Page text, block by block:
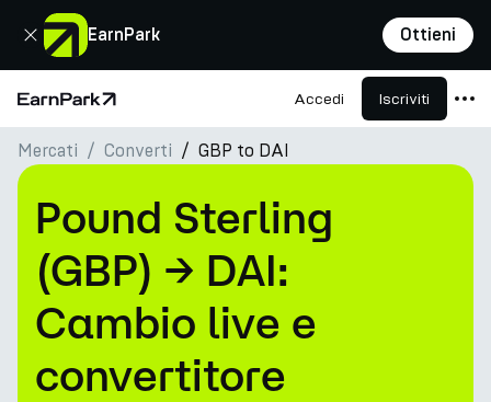
EarnPark Ottieni
Chiudi
Pagina principale Accedi Iscriviti
Prodotti
Mercati
Calcolatori
PARK Token
Risorse
Azienda
Mercati Converti GBP to DAI
Pound Sterling
(GBP) → DAI:
Cambio live e
convertitore